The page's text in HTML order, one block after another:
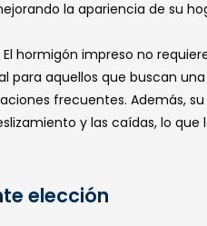
la apariencia de su
hormigón impreso no
para aquellos que buscan
frecuentes. Además,
y las caídas, lo que
elección